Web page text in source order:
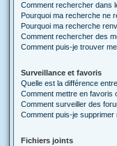
Comment rechercher dans
Pourquoi ma recherche ne
Pourquoi ma recherche
Comment rechercher des
Comment puis-je trouver
Surveillance et favoris
Quelle est la différence
Comment mettre en favoris
Comment surveiller des
Comment puis-je
Fichiers joints